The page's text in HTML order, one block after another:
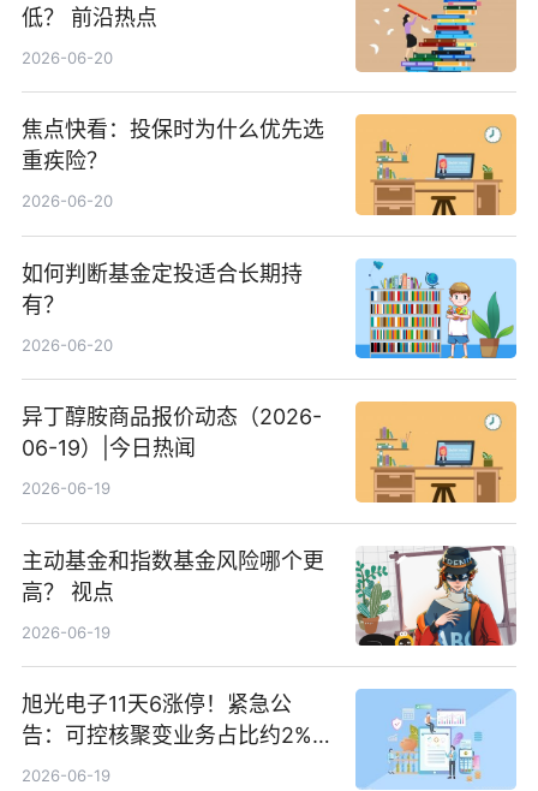
低？ 前沿热点
2026-06-20
焦点快看：投保时为什么优先选
重疾险？
2026-06-20
如何判断基金定投适合长期持
有？
2026-06-20
异丁醇胺商品报价动态（2026-
06-19）|今日热闻
2026-06-19
主动基金和指数基金风险哪个更
高？ 视点
2026-06-19
旭光电子11天6涨停！紧急公
告：可控核聚变业务占比约2%！
前沿热点
2026-06-19